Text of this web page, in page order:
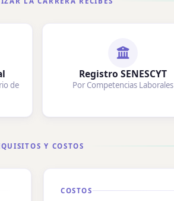
de
Registro SENESCYT
Por Competencias Laborales
Y COSTOS
COSTOS